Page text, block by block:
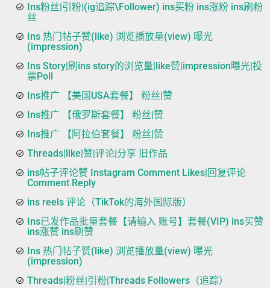
Ins粉丝|引粉|(ig追踪\Follower) ins买粉 ins涨粉 ins刷粉
丝
Ins 热门帖子赞(like) 浏览播放量(view) 曝光
(impression)
Ins Story|刷ins story的浏览量|like赞|impression曝光|投
票Poll
Ins推广 【美国USA套餐】 粉丝|赞
Ins推广 【俄罗斯套餐】 粉丝|赞
Ins推广 【阿拉伯套餐】 粉丝|赞
Threads|like|赞|评论|分享 旧作品
ins帖子评论赞 Instagram Comment Likes|回复评论
Comment Reply
ins reels 评论（TikTok的海外国际版）
Ins已发作品批量套餐【请输入 账号】套餐(VIP) ins买赞
ins涨赞 ins刷赞
Ins 热门帖子赞(like) 浏览播放量(view) 曝光
(impression)
Threads|粉丝|引粉|Threads Followers（追踪）